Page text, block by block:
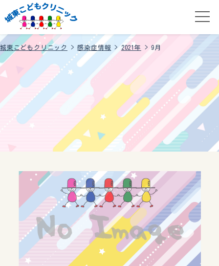
城東こどもクリニック >感染症情報 > 2021年 >9月